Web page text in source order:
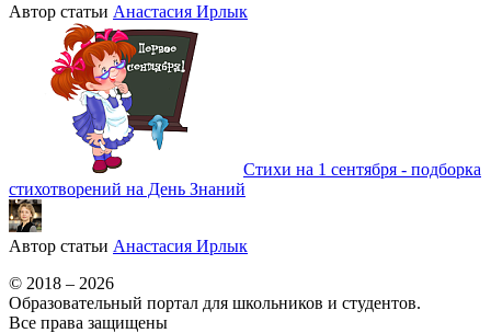
Автор статьи Анастасия Ирлык
Стихи на 1 сентября - подборка
стихотворений на День Знаний
Автор статьи Анастасия Ирлык
© 2018 – 2026
Образовательный портал для школьников и студентов.
Все права защищены